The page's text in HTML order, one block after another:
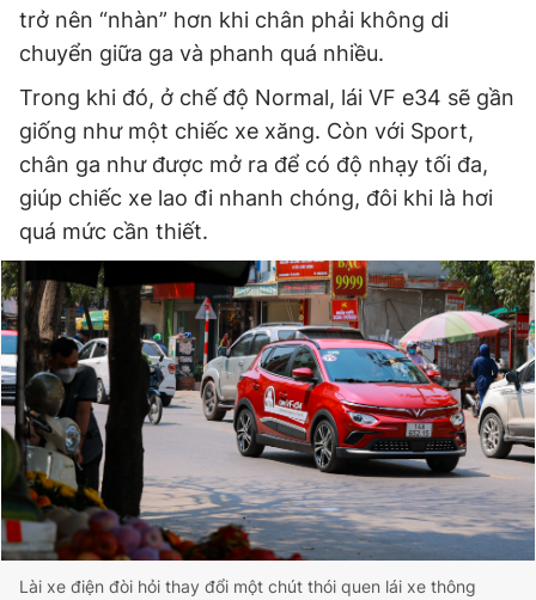
trở nên “nhàn” hơn khi chân phải không di
chuyển giữa ga và phanh quá nhiều.
Trong khi đó, ở chế độ Normal, lái VF e34 sẽ gần
giống như một chiếc xe xăng. Còn với Sport,
chân ga như được mở ra để có độ nhạy tối đa,
giúp chiếc xe lao đi nhanh chóng, đôi khi là hơi
quá mức cần thiết.
Lài xe điện đòi hỏi thay đổi một chút thói quen lái xe thông